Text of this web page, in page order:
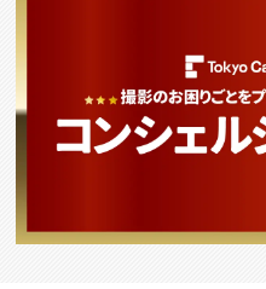
クリエイター求人を探す
採用説明会